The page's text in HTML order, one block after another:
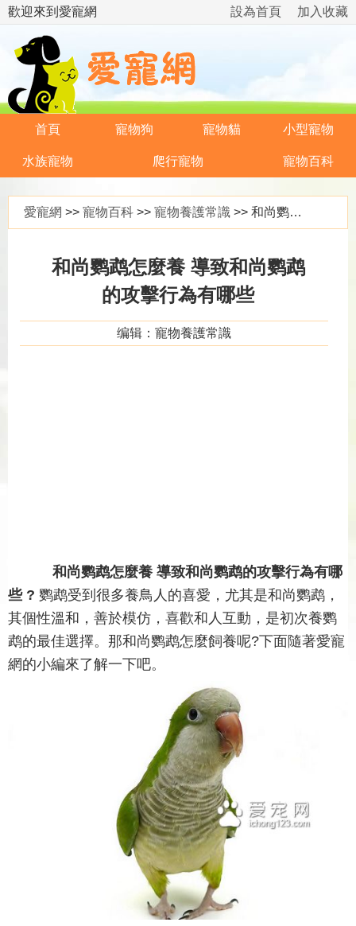
歡迎來到愛寵網 加入收藏
設為首頁
首頁 寵物狗 寵物貓 小型寵物
水族寵物 爬行寵物 寵物百科
愛寵網 >> 寵物百科 >> 寵物養護常識 >> 和尚鹦鹉怎麼養 導致和尚鹦鹉的攻擊行為有哪些
和尚鹦鹉怎麼養 導致和尚鹦鹉
的攻擊行為有哪些
编辑：寵物養護常識
和尚鹦鹉怎麼養 導致和尚鹦鹉的攻擊行為有哪
些 ? 鹦鹉受到很多養鳥人的喜愛，尤其是和尚鹦鹉，
其個性溫和，善於模仿，喜歡和人互動，是初次養鹦
鹉的最佳選擇。那和尚鹦鹉怎麼飼養呢?下面隨著愛寵
網的小編來了解一下吧。